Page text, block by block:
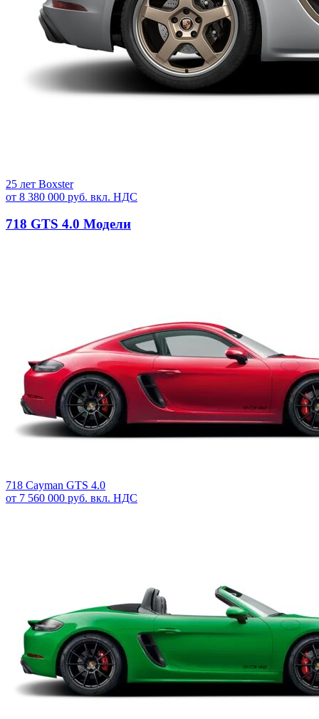
25 лет Boxster
от 8 380 000 руб. вкл. НДС
718 GTS 4.0 Модели
718 Cayman GTS 4.0
от 7 560 000 руб. вкл. НДС